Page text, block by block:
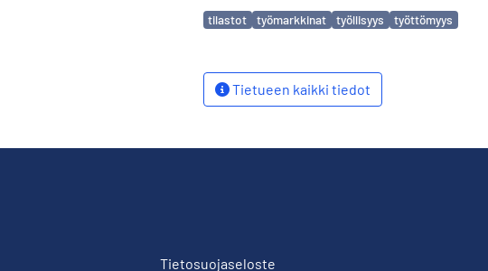
Avainsanat
tilastot työmarkkinat työllisyys työttömyys
Tietueen kaikki tiedot
Tietosuojaseloste